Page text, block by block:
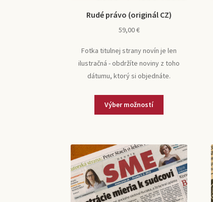
Rudé právo (originál CZ)
59,00€
Fotka titulnej strany novín je len
ilustračná - obdržíte noviny z toho
dátumu, ktorý si objednáte.